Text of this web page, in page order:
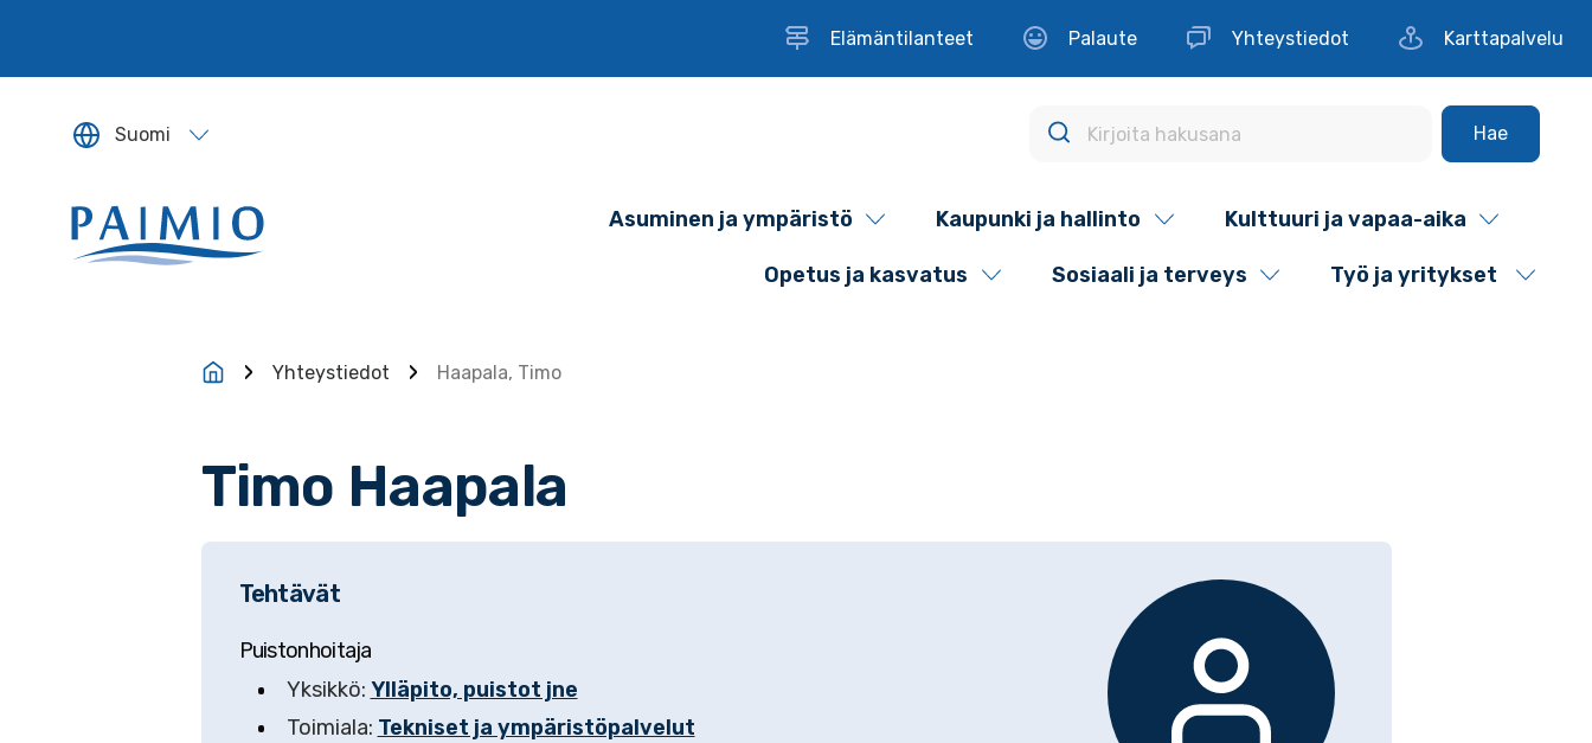
Elämäntilanteet Palaute Yhteystiedot Karttapalvelu
Suomi
Sivun kieleksi valitaan englanti.
Hae
Asuminen ja ympäristö Kaupunki ja hallinto Kulttuuri ja vapaa-aika
Opetus ja kasvatus Sosiaali ja terveys Työ ja yritykset
Yhteystiedot Haapala, Timo
Timo Haapala
Tehtävät
Puistonhoitaja
Yksikkö: Ylläpito, puistot jne
Toimiala: Tekniset ja ympäristöpalvelut